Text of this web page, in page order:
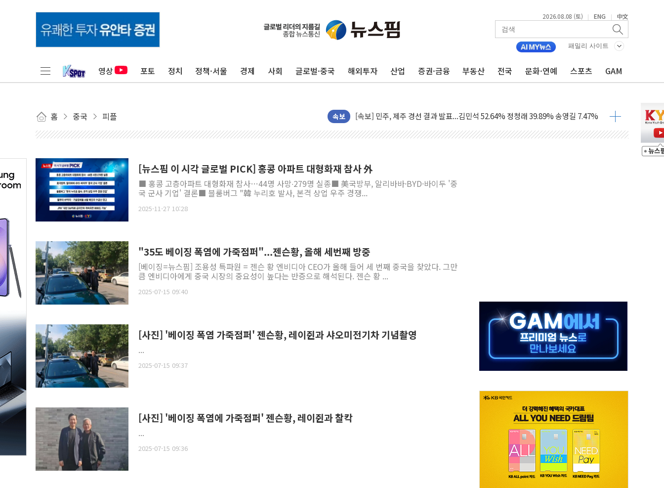
2026.08.08 (토) | ENG | 中文
패밀리 사이트
영상 포토 정치 정책·서울 경제 사회 글로벌·중국 해외투자 산업 증권·금융 부동산 전국 문화·연예 스포츠 GAM
홈 중국 피플 속보
[속보] 민주, 제주·인천 경선 결과 발표...김민석 47.75% 정청래 42.08%
[속보] 민주, 인천 경선 결과 발표...김민석 45.09% 정청래 43.27% 송영길 11.63%
이번주 국내 주요 금융일정(8.10~8.14)
美, 이란전 출구전략 만지작…공습 한계·탄약 부족 현실화
서울 중랑구 주택가서 흉기 난동…60대 남성 2명 숨져
李대통령 "결혼 때문에 손해 보는 일 없게"…'결혼 페널티' 22개 과제 손본다
인천서 말다툼 중 어머니 흉기 살해 10대 아들 체포
'화합' 꺼낸 김민석에 '뻔뻔' 받아친 정청래…제주 연설서 신경전 고조
李대통령, ISA 개편 재검토 지시…與 "적극 환영"·野 "졸속 국정"
연일 폭염에 온열질환 사망 23명…정부, 비상대응기구 가동
中 전방위 아파트 부양, 수도 베이징도 부동산 규제 철폐
인제 용대리 계곡서 수위 상승으로 피서객 7명 고립…전원 구조
동해시, 11~14일 '별똥별 멍' 운영…페르세우스 유성우 관측
[뉴스핌 이 시각 글로벌 PICK] 홍콩 아파트 대형화재 참사 外
■ 홍콩 고층아파트 대형화재 참사…44명 사망∙279명 실종■ 美국방부, 알리바바·BYD·바이두 '중
국 군사 기업' 결론■ 블룸버그 "韓 누리호 발사, 본격 상업 우주 경쟁...
2025-11-27 10:28
"35도 베이징 폭염에 가죽점퍼"...젠슨황, 올해 세번째 방중
[베이징=뉴스핌] 조용성 특파원 = 젠슨 황 엔비디아 CEO가 올해 들어 세 번째 중국을 찾았다. 그만
큼 엔비디아에게 중국 시장의 중요성이 높다는 반증으로 해석된다. 젠슨 황 ...
2025-07-15 09:40
[사진] '베이징 폭염 가죽점퍼' 젠슨황, 레이쥔과 샤오미전기차 기념촬영
...
2025-07-15 09:37
[사진] '베이징 폭염에 가죽점퍼' 젠슨황, 레이쥔과 찰칵
...
2025-07-15 09:36